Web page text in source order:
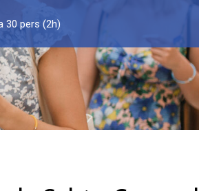
30 pers (2h)